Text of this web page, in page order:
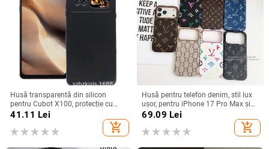
Husă transparentă din silicon
pentru Cubot X100, protecție cu
acoperire totală
41.11 Lei
add_shopping_cart
Husă pentru telefon denim, stil lux
ușor, pentru iPhone 17 Pro Max și
iPhone 16, cu acoperire totală
69.09 Lei
add_shopping_cart